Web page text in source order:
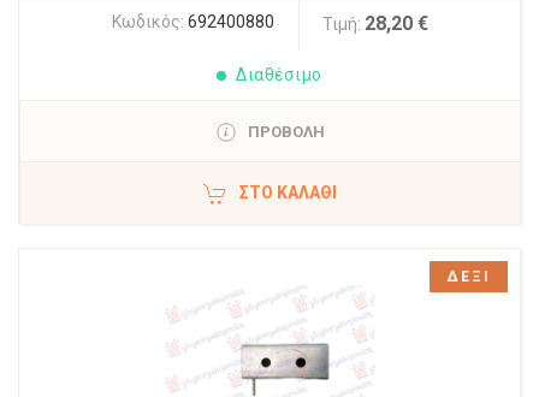
Κωδικός: 692400880 Τιμή: 28,20 €
Διαθέσιμο
ΠΡΟΒΟΛΗ
ΣΤΟ ΚΑΛΆΘΙ
ΔΕΞΙ